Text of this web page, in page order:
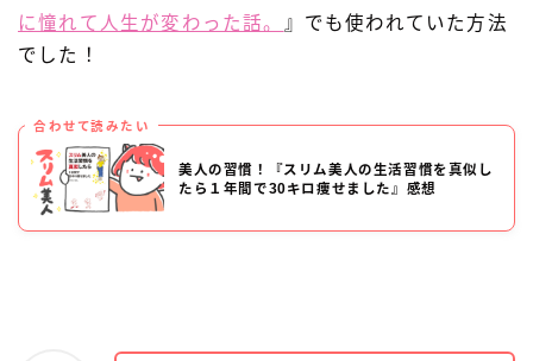
に憧れて人生が変わった話。
』でも使われていた方法
でした！
合わせて読みたい
美人の習慣！『スリム美人の生活習慣を真似し
たら１年間で30キロ痩せました』感想